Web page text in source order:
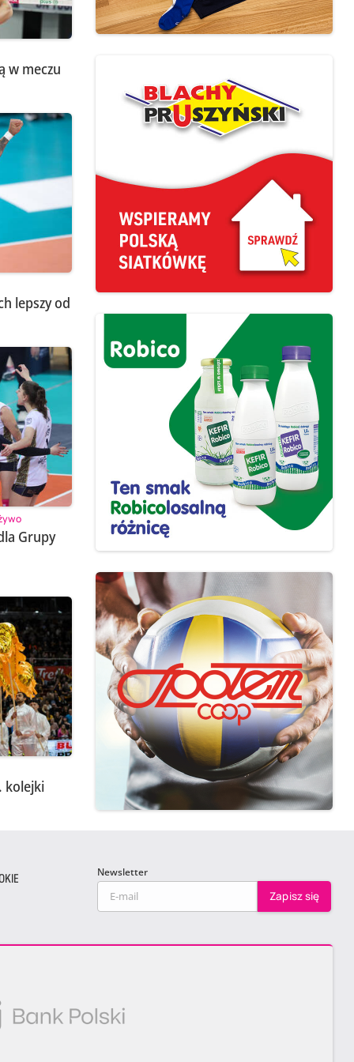
w meczu
lepszy od
Grupy
kolejki
Newsletter